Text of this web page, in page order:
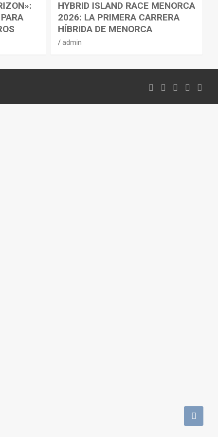
HYBRID ISLAND RACE MENORCA
2026: LA PRIMERA CARRERA
HÍBRIDA DE MENORCA
admin